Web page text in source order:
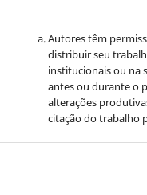
Autores têm
distribuir seu
institucionais ou na
antes ou durante o
alterações
citação do trabalho